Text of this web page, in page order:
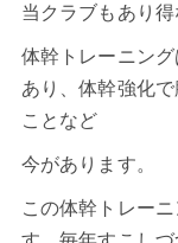
当クラブもあり得
体幹トレーニン
あり、体幹強化
ことなど
今があります。
この体幹トレー